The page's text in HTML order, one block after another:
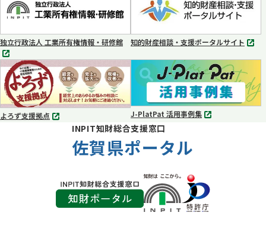
ブ
で
く
ブ
で
開
く
独立行政法人 工業所有権情報・研修館
別
タ
ブ
で
知的財産相談・支援ポータルサイト
別
タ
開
く
よろず支援拠点
別
J-PlatPat 活用事例集
別
INPIT知財総合支援窓口
佐賀県ポータル